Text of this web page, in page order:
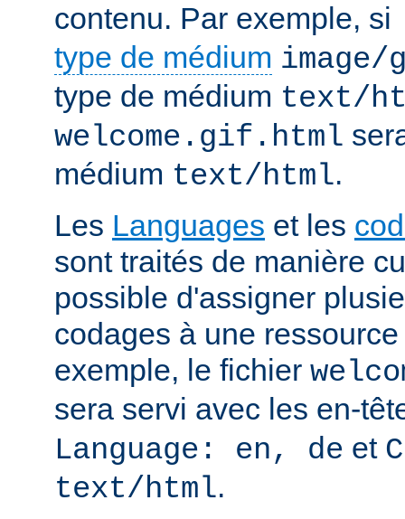
contenu. Par exemple, si
type de médium
type de médium text/
welcome.gif.html
médium text/html.
Les Languages et les
sont traités de manière
possible d'assigner
codages à une
exemple, le fichier
sera servi avec les en-
Language: en, de et
text/html.